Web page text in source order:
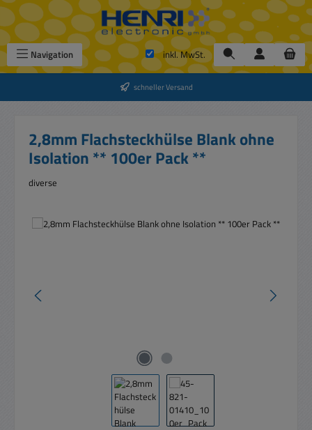
Zum Hauptinhalt springen
Navigation inkl. MwSt.
schneller Versand
2,8mm Flachsteckhülse Blank ohne
Isolation ** 100er Pack **
diverse
Bildergalerie überspringen